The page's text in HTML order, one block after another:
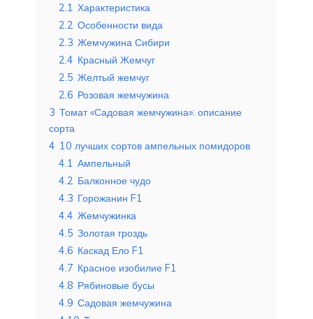
2.1 Характеристика
2.2 Особенности вида
2.3 Жемчужина Сибири
2.4 Красный Жемчуг
2.5 Желтый жемчуг
2.6 Розовая жемчужина
3 Томат «Садовая жемчужина»: описание
сорта
4 10 лучших сортов ампельных помидоров
4.1 Ампельный
4.2 Балконное чудо
4.3 Горожанин F1
4.4 Жемчужинка
4.5 Золотая гроздь
4.6 Каскад Ело F1
4.7 Красное изобилие F1
4.8 Рябиновые бусы
4.9 Садовая жемчужина